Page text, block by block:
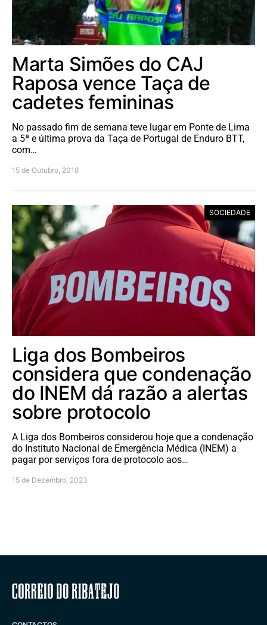
Marta Simões do CAJ
Raposa vence Taça de
cadetes femininas
No passado fim de semana teve lugar em Ponte de Lima
a 5ª e última prova da Taça de Portugal de Enduro BTT,
com…
15 de Outubro, 2018
SOCIEDADE
Liga dos Bombeiros
considera que condenação
do INEM dá razão a alertas
sobre protocolo
A Liga dos Bombeiros considerou hoje que a condenação
do Instituto Nacional de Emergência Médica (INEM) a
pagar por serviços fora de protocolo aos…
15 de Dezembro, 2023
Correio do Ribatejo